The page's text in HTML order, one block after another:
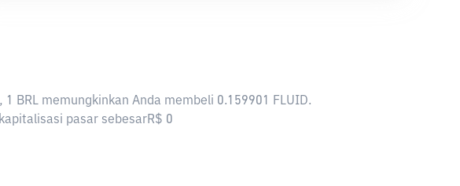
BRL memungkinkan Anda membeli 0.159901 FLUID.
pasar sebesarR$ 0